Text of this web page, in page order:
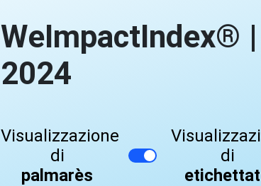
WeImpactIndex®
2024
Visualizzazione
di
palmarès
di